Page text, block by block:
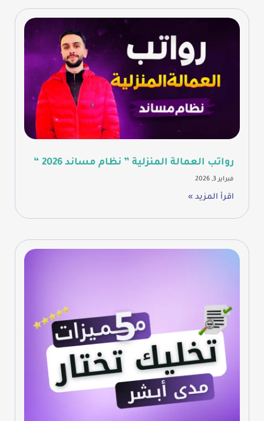
رواتب العمالة المنزلية ” نظام مساند 2026 “
فبراير 3, 2026
اقرأ المزيد »